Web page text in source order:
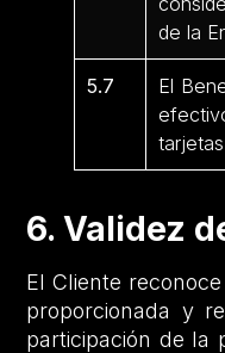
de la
5.7
El
6. Validez
El Cliente
proporcionada y
participación de la